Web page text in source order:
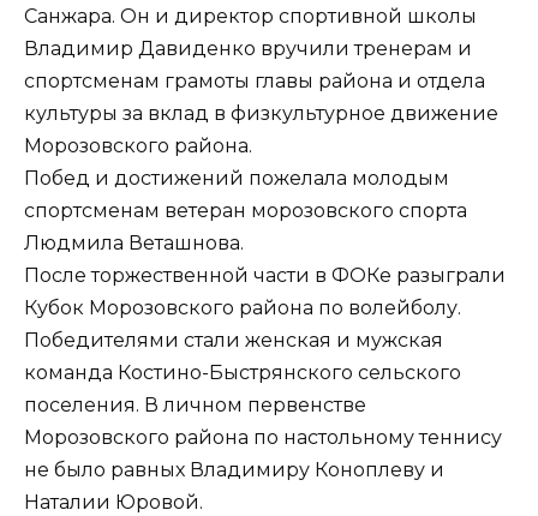
Санжара. Он и директор спортивной школы
Владимир Давиденко вручили тренерам и
спортсменам грамоты главы района и отдела
культуры за вклад в физкультурное движение
Морозовского района.
Побед и достижений пожелала молодым
спортсменам ветеран морозовского спорта
Людмила Веташнова.
После торжественной части в ФОКе разыграли
Кубок Морозовского района по волейболу.
Победителями стали женская и мужская
команда Костино-Быстрянского сельского
поселения. В личном первенстве
Морозовского района по настольному теннису
не было равных Владимиру Коноплеву и
Наталии Юровой.